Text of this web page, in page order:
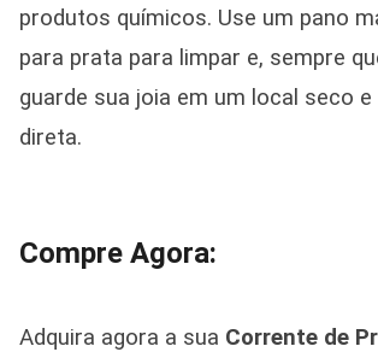
produtos químicos. Use um pano
para prata para limpar e, sempre
guarde sua joia em um local seco e
direta.
Compre Agora:
Adquira agora a sua Corrente de